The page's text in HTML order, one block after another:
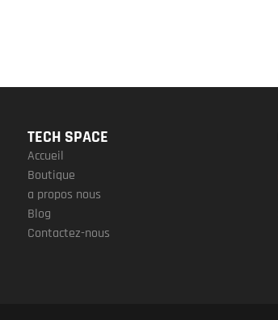
TECH SPACE
Accueil
Boutique
a propos nous
Blog
Contactez-nous